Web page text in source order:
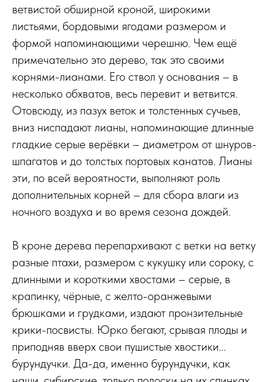
ветвистой обширной кроной, широкими
листьями, бордовыми ягодами размером и
формой напоминающими черешню. Чем ещё
примечательно это дерево, так это своими
корнями-лианами. Его ствол у основания – в
несколько обхватов, весь перевит и ветвится.
Отовсюду, из пазух веток и толстенных сучьев,
вниз ниспадают лианы, напоминающие длинные
гладкие серые верёвки – диаметром от шнуров-
шпагатов и до толстых портовых канатов. Лианы
эти, по всей вероятности, выполняют роль
дополнительных корней – для сбора влаги из
ночного воздуха и во время сезона дождей.
В кроне дерева перепархивают с ветки на ветку
разные птахи, размером с кукушку или сороку, с
длинными и короткими хвостами – серые, в
крапинку, чёрные, с желто-оранжевыми
брюшками и грудками, издают пронзительные
крики-посвисты. Юрко бегают, срывая плоды и
приподняв вверх свои пушистые хвостики...
бурундучки. Да-да, именно бурундучки, как